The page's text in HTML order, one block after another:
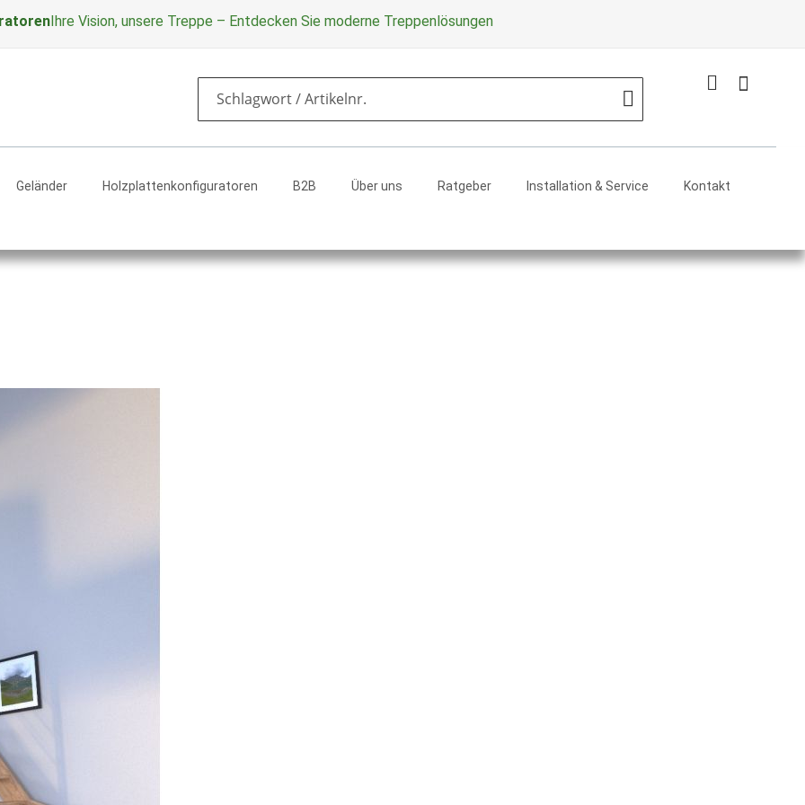
Ihre Vision, unsere Treppe – Entdecken Sie moderne Treppenlösungen
Mein
Geländer Holzplattenkonfiguratoren B2B Über uns Ratgeber Installation & Service Kontakt